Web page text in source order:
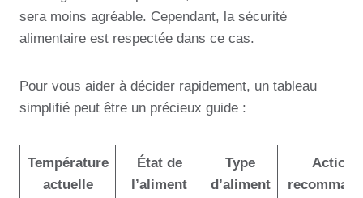
sera moins agréable. Cependant, la sécurité
alimentaire est respectée dans ce cas.
Pour vous aider à décider rapidement, un tableau
simplifié peut être un précieux guide :
Température
actuelle
État de
l’aliment
Type
d’aliment
Action